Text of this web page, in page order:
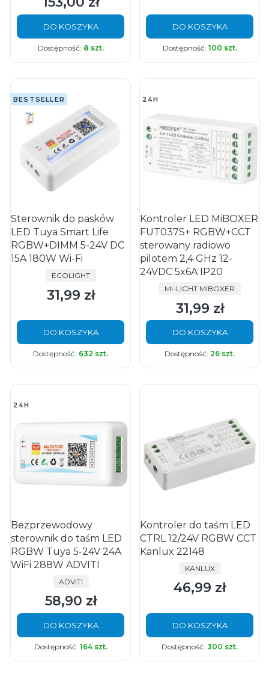
DO KOSZYKA
Dostępność: 8 szt.
DO KOSZYKA
Dostępność: 100 szt.
BESTSELLER
Sterownik do pasków
LED Tuya Smart Life
RGBW+DIMM 5-24V DC
15A 180W Wi-Fi
PRODUCENT
ECOLIGHT
Cena
31,99 zł
DO KOSZYKA
Dostępność: 632 szt.
24H
Kontroler LED MiBOXER
FUT037S+ RGBW+CCT
sterowany radiowo
pilotem 2,4 GHz 12-
24VDC 5x6A IP20
PRODUCENT
MI-LIGHT MIBOXER
Cena
31,99 zł
DO KOSZYKA
Dostępność: 26 szt.
24H
Bezprzewodowy
sterownik do taśm LED
RGBW Tuya 5-24V 24A
WiFi 288W ADVITI
PRODUCENT
ADVITI
Cena
58,90 zł
DO KOSZYKA
Dostępność: 164 szt.
Kontroler do taśm LED
CTRL 12/24V RGBW CCT
Kanlux 22148
PRODUCENT
KANLUX
Cena
46,99 zł
DO KOSZYKA
Dostępność: 300 szt.